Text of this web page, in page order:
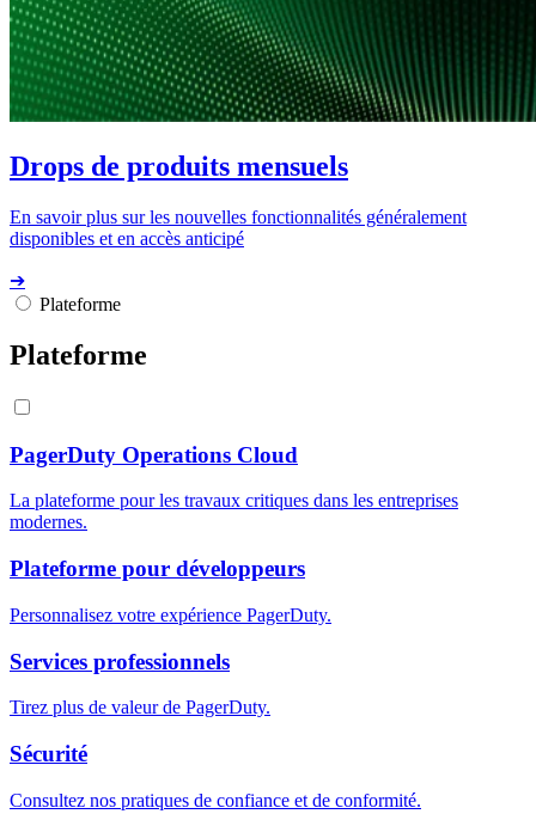
Drops de produits mensuels
En savoir plus sur les nouvelles fonctionnalités généralement
disponibles et en accès anticipé
➔
Plateforme
Plateforme
PagerDuty Operations Cloud
La plateforme pour les travaux critiques dans les entreprises
modernes.
Plateforme pour développeurs
Personnalisez votre expérience PagerDuty.
Services professionnels
Tirez plus de valeur de PagerDuty.
Sécurité
Consultez nos pratiques de confiance et de conformité.